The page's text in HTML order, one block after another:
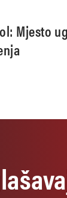
Mjesto